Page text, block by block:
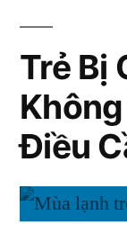
Trẻ Bị
Điều